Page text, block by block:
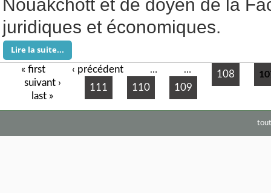
Nouakchott et de doyen de la
juridiques et économiques.
Lire la suite...
Pages« first ‹ précédent …
108
109
110
111
…
suivant ›
last »